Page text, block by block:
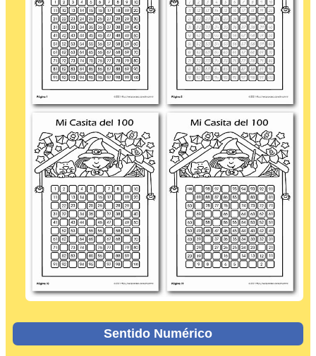
Sentido Numérico